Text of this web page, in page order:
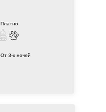
От 3-х ночей
Платно